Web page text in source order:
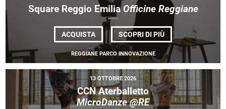
Square Reggio EmiliaOfficine Reggiane
ACQUISTA SCOPRI DI PIÙDI
SQUARE
REGGIO
EMILIA
<EM>OFFICINE
REGGIANE</EM>
REGGIANE PARCO INNOVAZIONE
13 OTTOBRE 2026
CCN Aterballetto
MicroDanze @RE